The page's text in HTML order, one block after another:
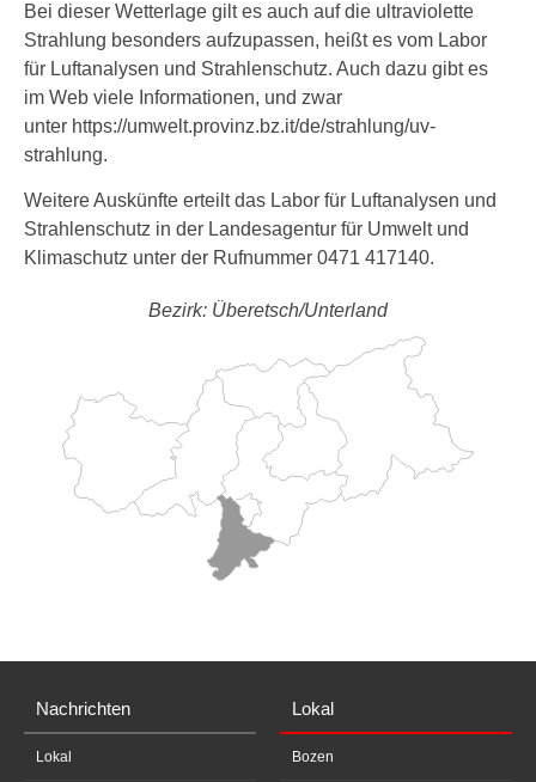
Bei dieser Wetterlage gilt es auch auf die ultraviolette
Strahlung besonders aufzupassen, heißt es vom Labor
für Luftanalysen und Strahlenschutz. Auch dazu gibt es
im Web viele Informationen, und zwar
unter https://umwelt.provinz.bz.it/de/strahlung/uv-
strahlung.
Weitere Auskünfte erteilt das Labor für Luftanalysen und
Strahlenschutz in der Landesagentur für Umwelt und
Klimaschutz unter der Rufnummer 0471 417140.
Bezirk: Überetsch/Unterland
Nachrichten
Lokal
Lokal
Bozen